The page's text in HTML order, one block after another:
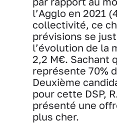
l’Agglo en 2021
collectivité, ce
prévisions se
l’évolution de la
2,2 M€. Sachant
représente 70%
Deuxième
pour cette DSP,
présenté une
plus cher.